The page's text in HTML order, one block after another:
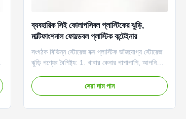
ব্যবহারিক সিই কোলাপসিবল প্লাস্টিকের ঝুড়ি,
মাল্টিফাংশনাল ফোল্ডেবল প্লাস্টিক কন্টেইনার
সংগঠক বিভিন্ন স্টোরেজ বক্স প্লাস্টিক ভাঁজযোগ্য স্টোরেজ
ঝুড়ি পণ্যের বৈশিষ্ট্য: 1. খাবার কেনার পাশাপাশি, আপনি
সংরক্ষণ করতে পারেন। 2. হ্যান্ডেল সহ প্লাস্টিক স্টোরেজ
ঝুড়ি, বহন করা সহজ। 3. এই বহনযোগ্য ঝুড়িটি পরিবেশ
সেরা দাম পান